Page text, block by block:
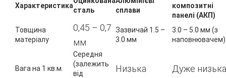
Характеристика
сталь
сплави
композитні
панелі (АКП)
Товщина
матеріалу
0,45 – 0,7
мм
Зазвичай 1.5 –
3.0 мм
3.0 – 5.0 мм (з
наповнювачем)
Вага на 1 кв.м.
Середня
(залежить
від
Низька Дуже низька